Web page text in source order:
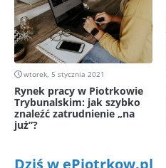
wtorek, 5 stycznia 2021
Rynek pracy w Piotrkowie
Trybunalskim: jak szybko
znaleźć zatrudnienie „na
już”?